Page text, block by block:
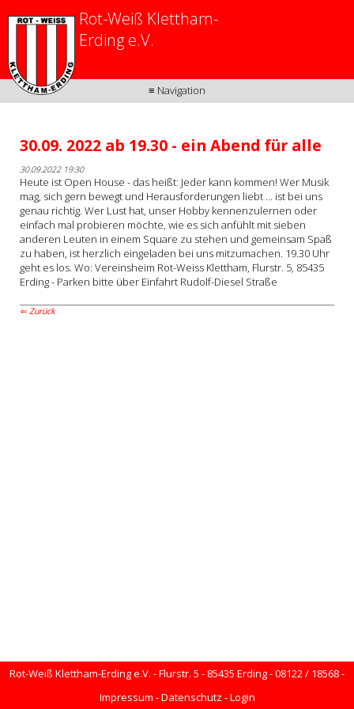
≡ Navigation
Rot-Weiß Klettham-
Erding e.V.
30.09. 2022 ab 19.30 - ein Abend für alle
30.09.2022 19:30
Heute ist Open House - das heißt: Jeder kann kommen! Wer Musik
mag, sich gern bewegt und Herausforderungen liebt ... ist bei uns
genau richtig. Wer Lust hat, unser Hobby kennenzulernen oder
einfach mal probieren möchte, wie es sich anfühlt mit sieben
anderen Leuten in einem Square zu stehen und gemeinsam Spaß
zu haben, ist herzlich eingeladen bei uns mitzumachen. 19.30 Uhr
geht es los. Wo: Vereinsheim Rot-Weiss Klettham, Flurstr. 5, 85435
Erding - Parken bitte über Einfahrt Rudolf-Diesel Straße
Zurück
Rot-Weiß Klettham-Erding e.V. - Flurstr. 5 - 85435 Erding - 08122 / 18568 -
Impressum -Datenschutz -Login